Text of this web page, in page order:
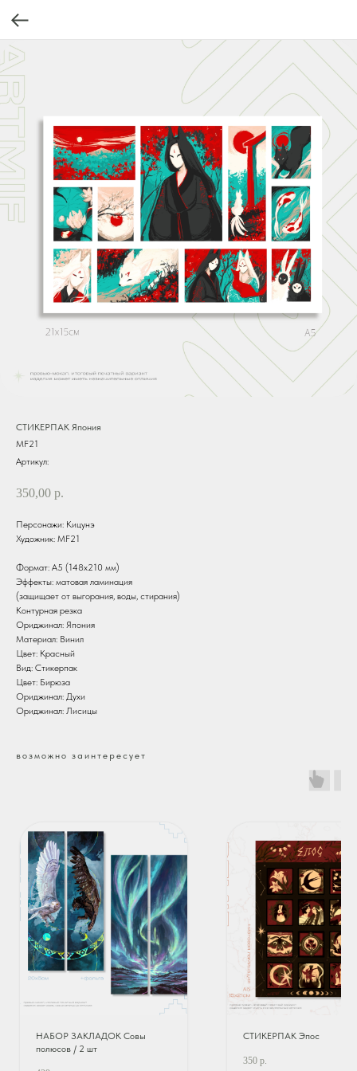
СТИКЕРПАК Япония
MF21
Артикул:
350,00 р.
Персонажи: Кицунэ
Художник: MF21
Формат: А5 (148х210 мм)
Эффекты: матовая ламинация
(защищает от выгорания, воды, стирания)
Контурная резка
Ориджинал: Япония
Материал: Винил
Цвет: Красный
Вид: Стикерпак
Цвет: Бирюза
Ориджинал: Духи
Ориджинал: Лисицы
возможно заинтересует
НАБОР ЗАКЛАДОК Совы
полюсов / 2 шт
СТИКЕРПАК Эпос
350 р.